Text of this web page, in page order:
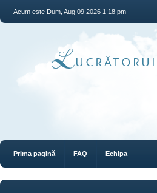
Acum este Dum, Aug 09 2026 1:18 pm
Prima pagină FAQ Echipa